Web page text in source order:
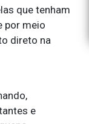
que tenham
por meio
direto na
e